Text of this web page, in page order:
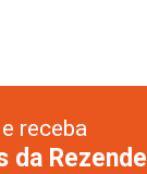
receba
da Rezende